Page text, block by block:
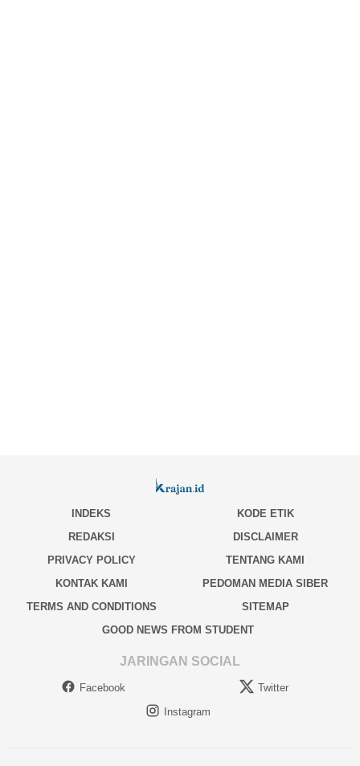
INDEKS
KODE ETIK
REDAKSI
DISCLAIMER
PRIVACY POLICY
TENTANG KAMI
KONTAK KAMI
PEDOMAN MEDIA SIBER
TERMS AND CONDITIONS
SITEMAP
GOOD NEWS FROM STUDENT
JARINGAN SOCIAL
Facebook
Twitter
Instagram